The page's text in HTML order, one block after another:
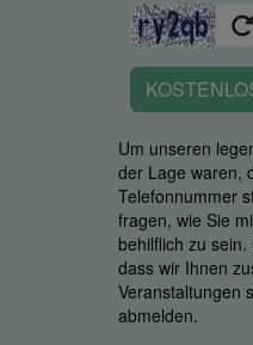
Um unseren
der Lage waren,
Telefonnummer
fragen, wie Sie
behilflich zu
dass wir Ihnen
Veranstaltungen
abmelden.